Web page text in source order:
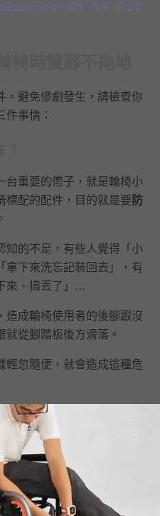
(是這台)已拆除小腿帶。幸好，乘坐者
。避免慘劇發生，請檢查你
事情：
台重要的帶子，就是輪椅小
標配的配件，目的就是要 防
。
知的不足，有些人覺得「小
拿下來洗忘記裝回去」，有
來、搞丟了」…
造成輪椅使用者的後腳跟沒
就從腳踏板後方滑落。
輕忽隨便，就會造成這種危